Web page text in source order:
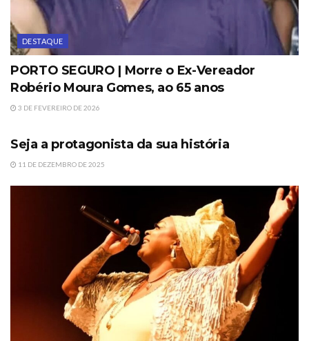
DESTAQUE
PORTO SEGURO | Morre o Ex-Vereador
Robério Moura Gomes, ao 65 anos
3 DE FEVEREIRO DE 2026
Seja a protagonista da sua história
11 DE DEZEMBRO DE 2025